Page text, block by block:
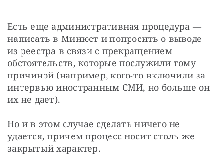
Есть еще административная процедура —
написать в Минюст и попросить о выводе
из реестра в связи с прекращением
обстоятельств, которые послужили тому
причиной (например, кого-то включили за
интервью иностранным СМИ, но больше он
их не дает).
Но и в этом случае сделать ничего не
удается, причем процесс носит столь же
закрытый характер.